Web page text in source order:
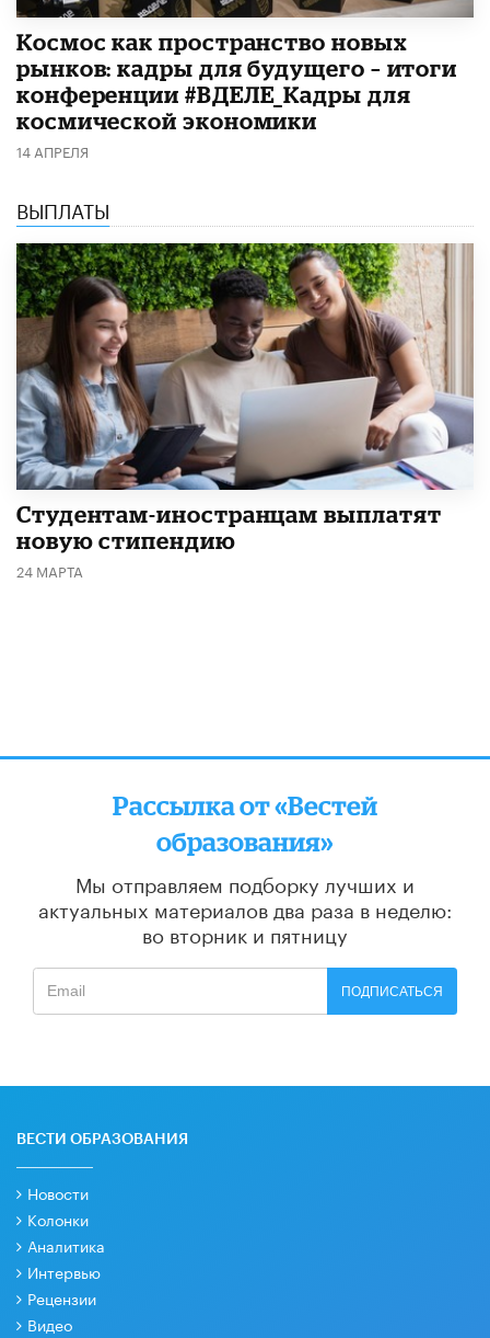
Космос как пространство новых
рынков: кадры для будущего – итоги
конференции #ВДЕЛЕ_Кадры для
космической экономики
14 АПРЕЛЯ
ВЫПЛАТЫ
Студентам-иностранцам выплатят
новую стипендию
24 МАРТА
Рассылка от «Вестей
образования»
Мы отправляем подборку лучших и
актуальных материалов два раза в неделю:
во вторник и пятницу
ПОДПИСАТЬСЯ
ВЕСТИ ОБРАЗОВАНИЯ
Новости
Колонки
Аналитика
Интервью
Рецензии
Видео